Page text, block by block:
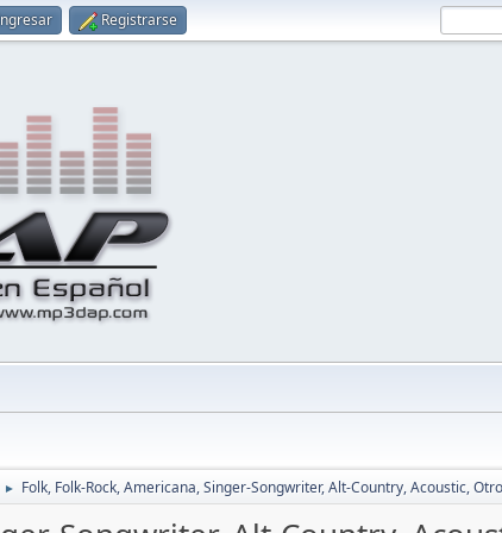
Registrarse
► Folk, Folk-Rock, Americana, Singer-Songwriter, Alt-Country, Acoustic,